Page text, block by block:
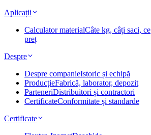
Aplicații
Calculator materialCâte kg, câți saci, ce
preț
Despre
Despre companieIstoric și echipă
ProducțieFabrică, laborator, depozit
ParteneriDistribuitori și contractori
CertificateConformitate și standarde
Certificate